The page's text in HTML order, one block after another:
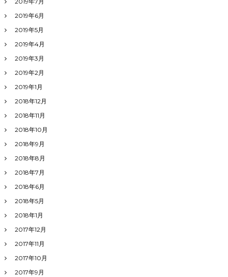
2019年6月
2019年5月
2019年4月
2019年3月
2019年2月
2019年1月
2018年12月
2018年11月
2018年10月
2018年9月
2018年8月
2018年7月
2018年6月
2018年5月
2018年1月
2017年12月
2017年11月
2017年10月
2017年9月